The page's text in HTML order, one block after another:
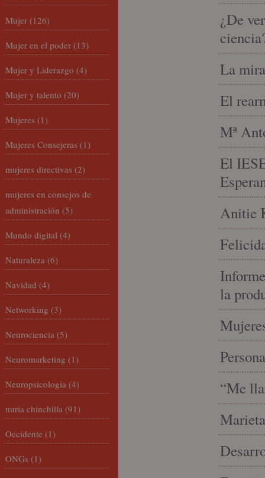
¿De
La
El
Mª
El
Anitie
la
“Me
Mujer (126)
Mujer en el poder (13)
Mujer y Liderazgo (4)
Mujer y talento (20)
Mujeres (1)
Mujeres Consejeras (1)
mujeres directivas (2)
mujeres en consejos de
administración (5)
Mundo digital (4)
Naturaleza (6)
Navidad (4)
Networking (3)
Neurociencia (5)
Neuromarketing (1)
Neuropsicología (4)
nuria chinchilla (91)
Occidente (1)
ONGs (1)